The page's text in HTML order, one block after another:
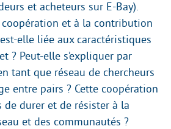
et acheteurs sur E-Bay).
coopération et à la contribution
elle liée aux caractéristiques
? Peut-elle s’expliquer par
tant que réseau de chercheurs
entre pairs ? Cette coopération
de durer et de résister à la
et des communautés ?